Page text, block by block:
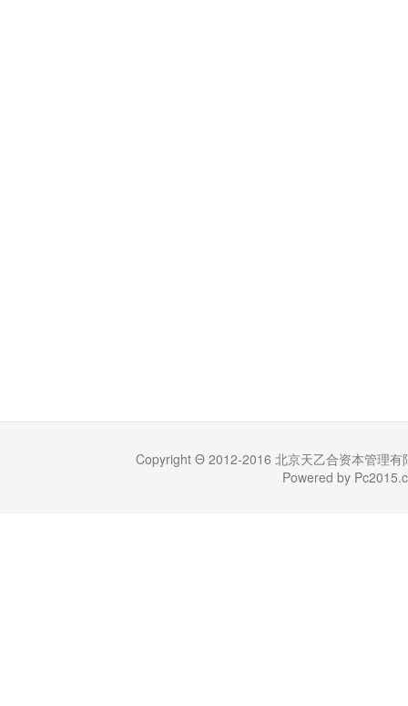
Copyright Θ 2012-2016 北京天乙合资本管理
Powered by